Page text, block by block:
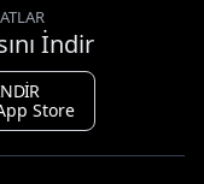
İndir
Store